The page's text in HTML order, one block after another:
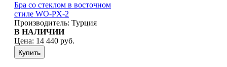
Бра со стеклом в восточном
стиле WO-PX-2
Производитель: Турция
В НАЛИЧИИ
Цена: 14 440 руб.